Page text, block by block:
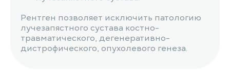
Рентген позволяет исключить патологию
лучезапястного сустава костно-
травматического, дегенеративно-
дистрофического, опухолевого генеза.